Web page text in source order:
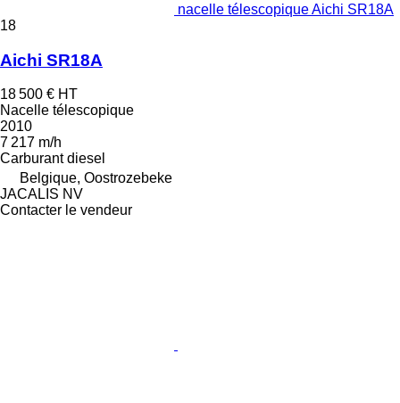
nacelle télescopique Aichi SR18A
18
Aichi SR18A
18 500 € HT
Nacelle télescopique
2010
7 217 m/h
Carburant diesel
Belgique, Oostrozebeke
JACALIS NV
Contacter le vendeur